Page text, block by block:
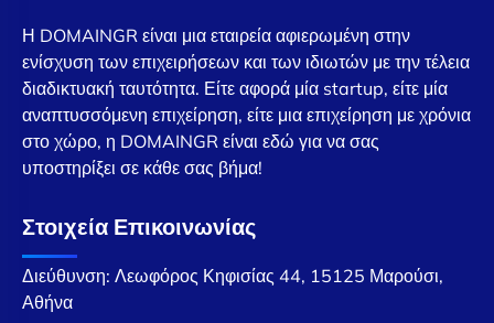
Η DOMAINGR είναι μια εταιρεία αφιερωμένη στην
ενίσχυση των επιχειρήσεων και των ιδιωτών με την τέλεια
διαδικτυακή ταυτότητα. Είτε αφορά μία startup, είτε μία
αναπτυσσόμενη επιχείρηση, είτε μια επιχείρηση με χρόνια
στο χώρο, η DOMAINGR είναι εδώ για να σας
υποστηρίξει σε κάθε σας βήμα!
Στοιχεία Επικοινωνίας
Διεύθυνση: Λεωφόρος Κηφισίας 44, 15125 Μαρούσι,
Αθήνα